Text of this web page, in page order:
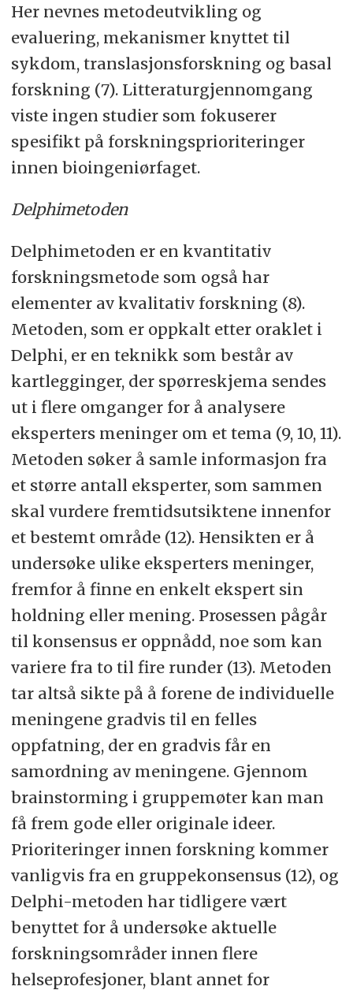
Her nevnes metodeutvikling og
evaluering, mekanismer knyttet til
sykdom, translasjonsforskning og basal
forskning (7). Litteraturgjennomgang
viste ingen studier som fokuserer
spesifikt på forskningsprioriteringer
innen bioingeniørfaget.
Delphimetoden
Delphimetoden er en kvantitativ
forskningsmetode som også har
elementer av kvalitativ forskning (8).
Metoden, som er oppkalt etter oraklet i
Delphi, er en teknikk som består av
kartlegginger, der spørreskjema sendes
ut i flere omganger for å analysere
eksperters meninger om et tema (9, 10, 11).
Metoden søker å samle informasjon fra
et større antall eksperter, som sammen
skal vurdere fremtidsutsiktene innenfor
et bestemt område (12). Hensikten er å
undersøke ulike eksperters meninger,
fremfor å finne en enkelt ekspert sin
holdning eller mening. Prosessen pågår
til konsensus er oppnådd, noe som kan
variere fra to til fire runder (13). Metoden
tar altså sikte på å forene de individuelle
meningene gradvis til en felles
oppfatning, der en gradvis får en
samordning av meningene. Gjennom
brainstorming i gruppemøter kan man
få frem gode eller originale ideer.
Prioriteringer innen forskning kommer
vanligvis fra en gruppekonsensus (12), og
Delphi-metoden har tidligere vært
benyttet for å undersøke aktuelle
forskningsområder innen flere
helseprofesjoner, blant annet for